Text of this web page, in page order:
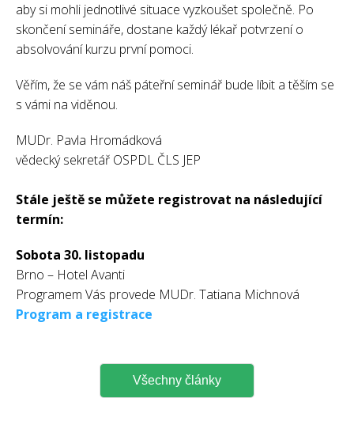
aby si mohli jednotlivé situace vyzkoušet společně. Po
skončení semináře, dostane každý lékař potvrzení o
absolvování kurzu první pomoci.
Věřím, že se vám náš páteřní seminář bude líbit a těším se
s vámi na viděnou.
MUDr. Pavla Hromádková
vědecký sekretář OSPDL ČLS JEP
Stále ještě se můžete registrovat na následující
termín:
Sobota 30. listopadu
Brno – Hotel Avanti
Programem Vás provede MUDr. Tatiana Michnová
Program a registrace
Všechny články